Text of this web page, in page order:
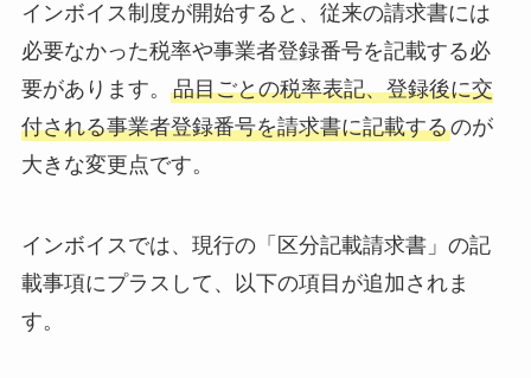
インボイス制度が開始すると、従来の請求書には
必要なかった税率や事業者登録番号を記載する必
要があります。 品目ごとの税率表記、登録後に交
付される事業者登録番号を請求書に記載するのが
大きな変更点です。
インボイスでは、現行の「区分記載請求書」の記
載事項にプラスして、以下の項目が追加されま
す。